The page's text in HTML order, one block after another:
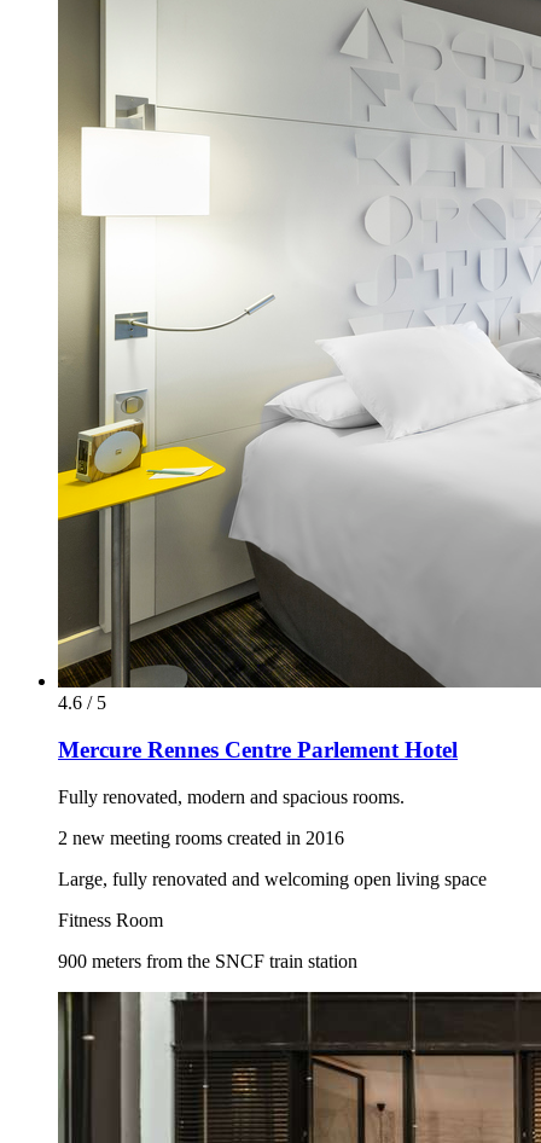
4.6 / 5
Mercure Rennes Centre Parlement Hotel
Fully renovated, modern and spacious rooms.
2 new meeting rooms created in 2016
Large, fully renovated and welcoming open living space
Fitness Room
900 meters from the SNCF train station